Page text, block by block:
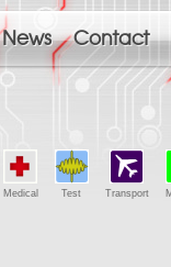
News Contact
Medical Test Transport